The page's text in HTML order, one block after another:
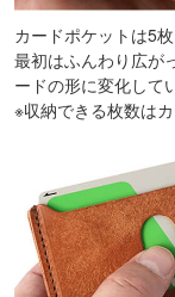
カードポケットは5
最初はふんわり広が
ードの形に変化して
※収納できる枚数は